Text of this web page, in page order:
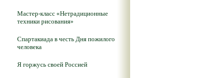
Мастер-класс «Нетрадиционные
техники рисования»
Спартакиада в честь Дня пожилого
человека
Я горжусь своей Россией